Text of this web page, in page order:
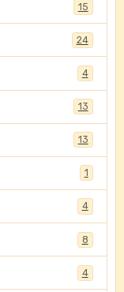
15
24
4
13
13
1
4
8
4